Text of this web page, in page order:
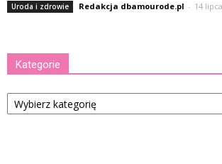
Uroda i zdrowie Redakcja dbamourode.pl - 14
Kategorie
Kategorie